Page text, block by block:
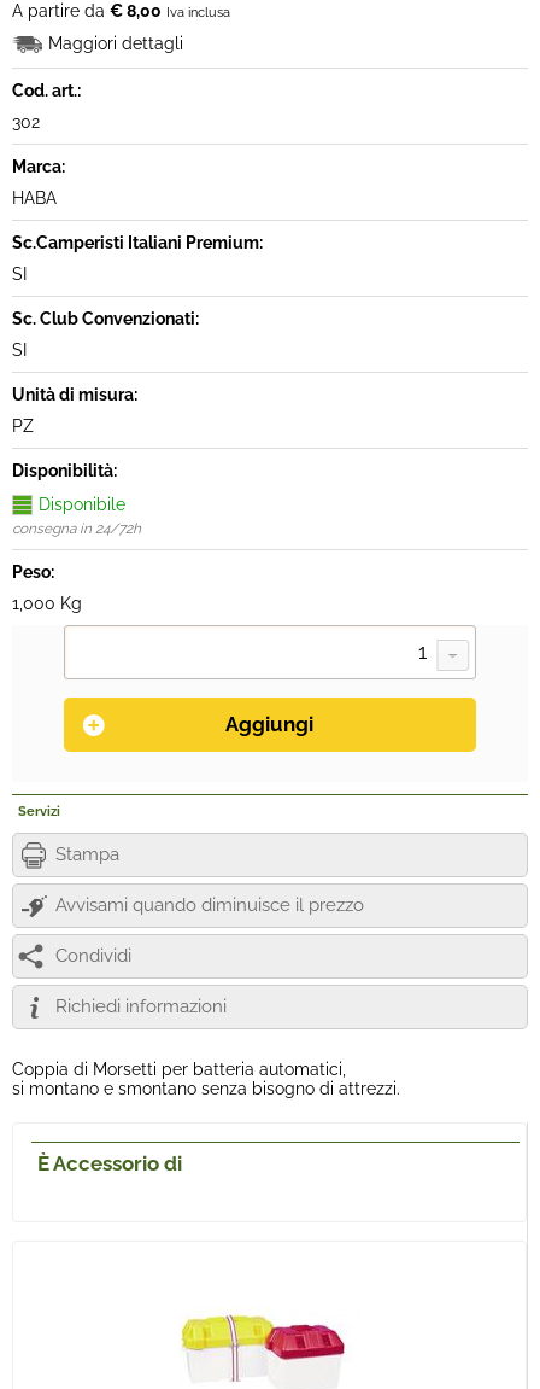
A partire da € 8,00 Iva inclusa
Maggiori dettagli
Cod. art.:
302
Marca:
HABA
Sc.Camperisti Italiani Premium:
SI
Sc. Club Convenzionati:
SI
Unità di misura:
PZ
Disponibilità:
Disponibile
consegna in 24/72h
Peso:
1,000 Kg
Servizi
Stampa
Avvisami quando diminuisce il prezzo
Condividi
Richiedi informazioni
Coppia di Morsetti per batteria automatici,
si montano e smontano senza bisogno di attrezzi.
È Accessorio di